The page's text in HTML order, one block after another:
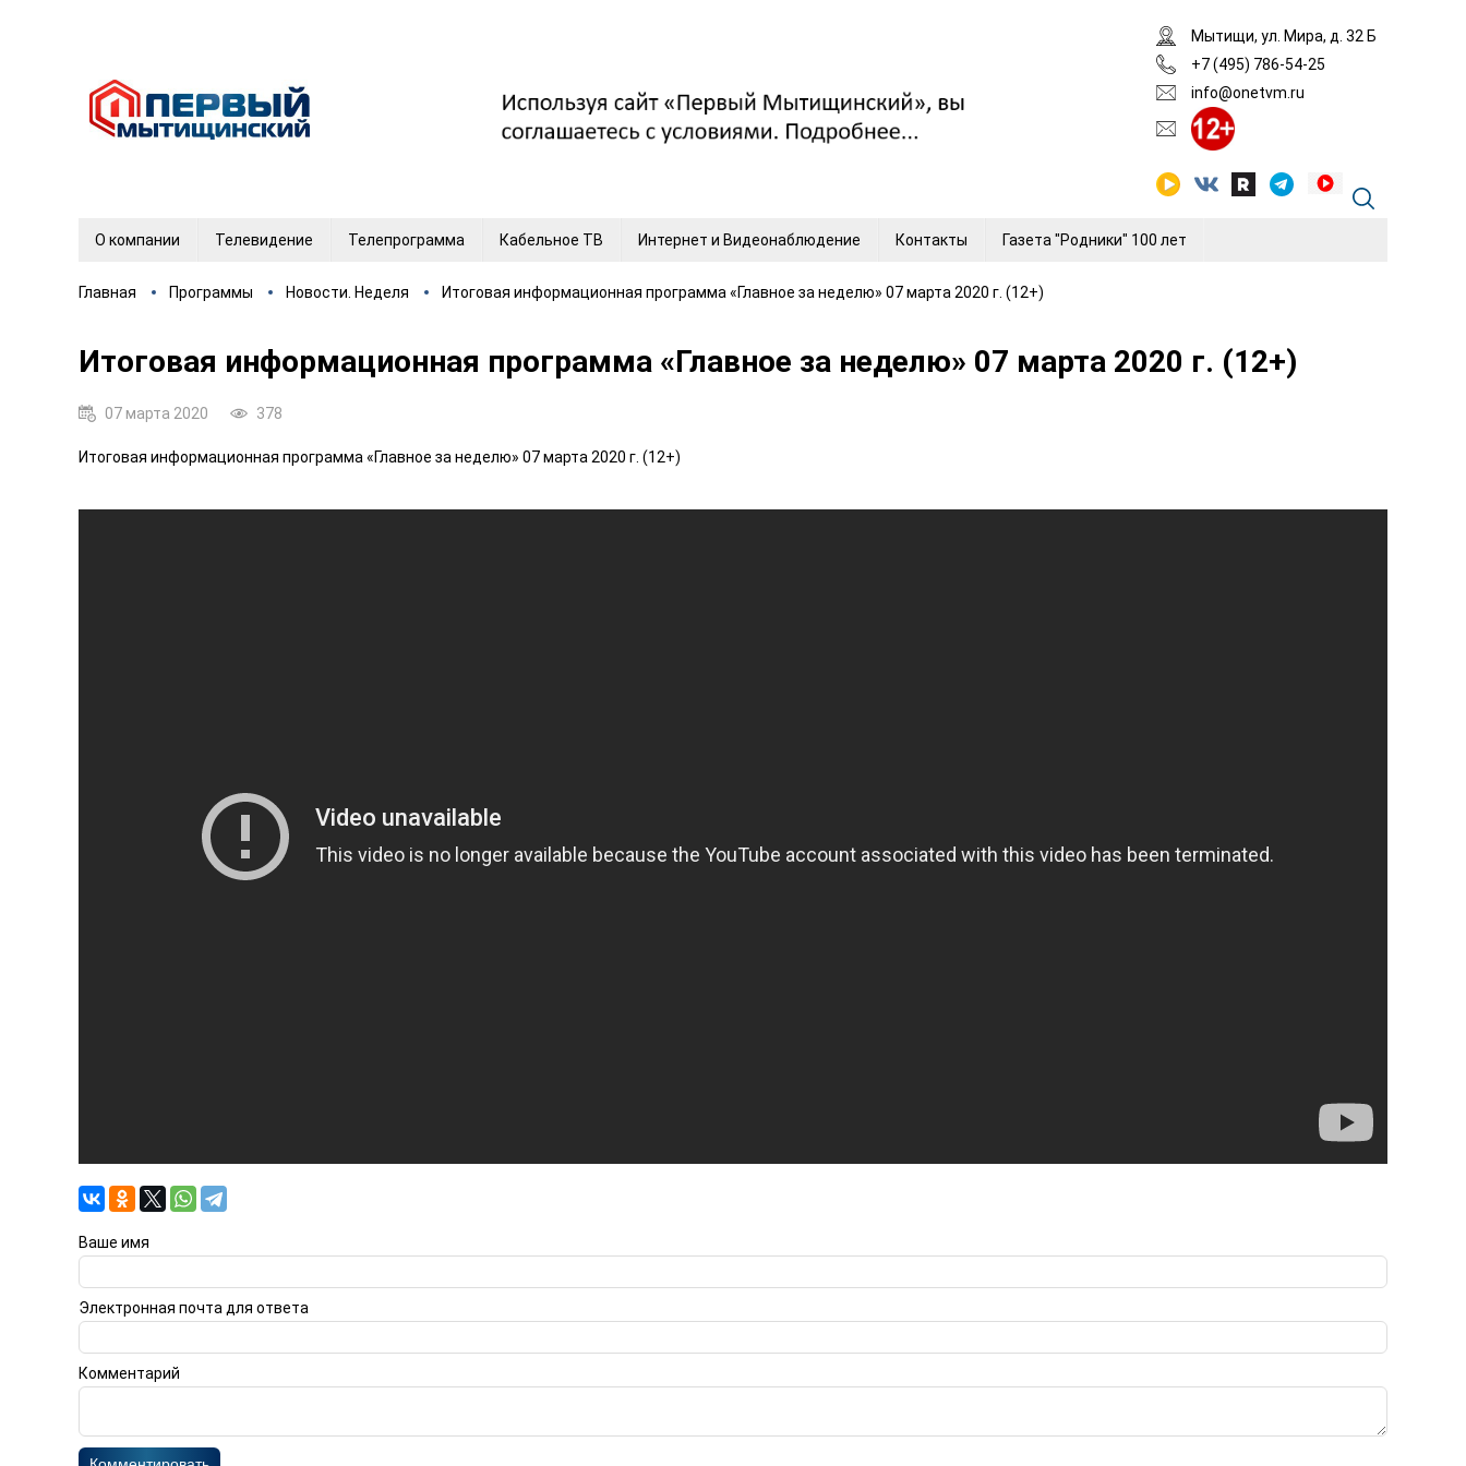
Мытищи, ул. Мира, д. 32 Б
+7 (495) 786-54-25
info@onetvm.ru
О компании Телевидение Телепрограмма Кабельное ТВ Интернет и Видеонаблюдение Контакты Газета "Родники" 100 лет
Главная Программы Новости. Неделя Итоговая информационная программа «Главное за неделю» 07 марта 2020 г. (12+)
Итоговая информационная программа «Главное за неделю» 07 марта 2020 г. (12+)
07 марта 2020 378
Итоговая информационная программа «Главное за неделю» 07 марта 2020 г. (12+)
Ваше имя
Электронная почта для ответа
Комментарий